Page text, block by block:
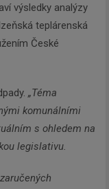
výsledky analýzy
teplárenská
České
„Téma
komunálními
s ohledem na
legislativu.